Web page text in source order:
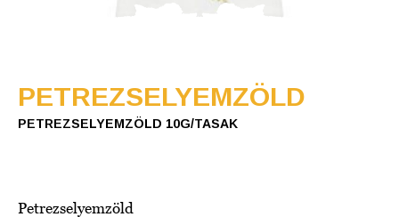
PETREZSELYEMZÖLD
PETREZSELYEMZÖLD 10G/TASAK
Petrezselyemzöld